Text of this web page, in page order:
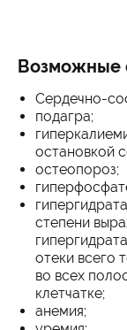
Возможные
Сердечно-
подагра;
остановкой
остеопороз;
степени
отеки всего
во всех
клетчатке;
анемия;